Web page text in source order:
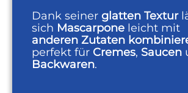
Dank seiner glatten Textur
sich Mascarpone leicht mit
anderen Zutaten
perfekt für Cremes, Saucen
Backwaren.